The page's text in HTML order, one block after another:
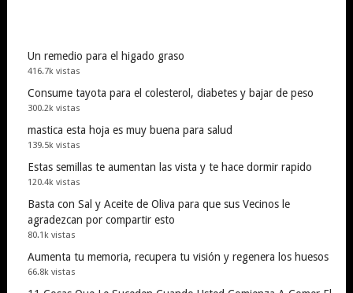
Un remedio para el higado graso
416.7k vistas
Consume tayota para el colesterol, diabetes y bajar de peso
300.2k vistas
mastica esta hoja es muy buena para salud
139.5k vistas
Estas semillas te aumentan las vista y te hace dormir rapido
120.4k vistas
Basta con Sal y Aceite de Oliva para que sus Vecinos le
agradezcan por compartir esto
80.1k vistas
Aumenta tu memoria, recupera tu visión y regenera los huesos
66.8k vistas